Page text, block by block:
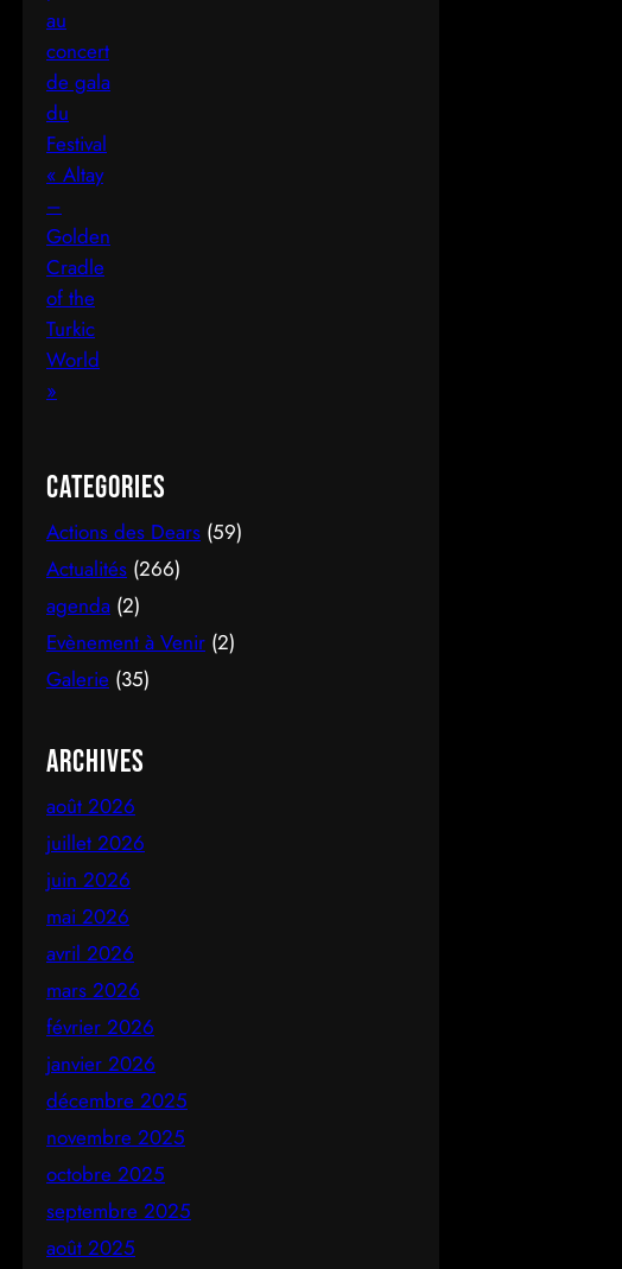
Categories
Actions des Dears (59)
Actualités (266)
agenda (2)
Evènement à Venir (2)
Galerie (35)
Archives
août 2026
juillet 2026
juin 2026
mai 2026
avril 2026
mars 2026
février 2026
janvier 2026
décembre 2025
novembre 2025
octobre 2025
septembre 2025
août 2025